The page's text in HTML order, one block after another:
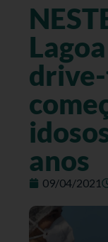
anos
09/04/2021